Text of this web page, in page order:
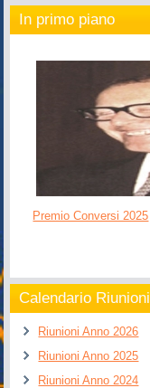
In primo piano
Premio Conversi 2025
Calendario Riunioni
Riunioni Anno 2026
Riunioni Anno 2025
Riunioni Anno 2024